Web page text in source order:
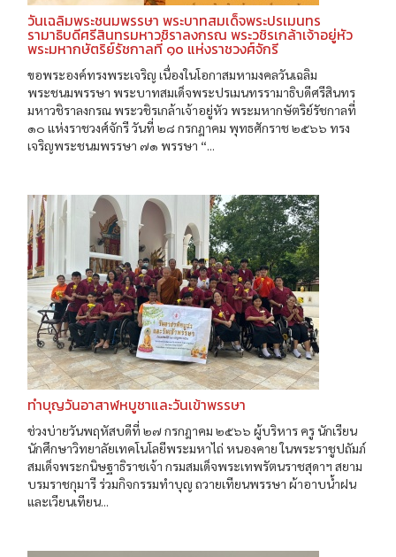
วันเฉลิมพระชนมพรรษา พระบาทสมเด็จพระปรเมนทร
รามาธิบดีศรีสินทรมหาวชิราลงกรณ พระวชิรเกล้าเจ้าอยู่หัว
พระมหากษัตริย์รัชกาลที่ ๑๐ แห่งราชวงศ์จักรี
ขอพระองค์ทรงพระเจริญ เนื่องในโอกาสมหามงคลวันเฉลิม
พระชนมพรรษา พระบาทสมเด็จพระปรเมนทรรามาธิบดีศรีสินทร
มหาวชิราลงกรณ พระวชิรเกล้าเจ้าอยู่หัว พระมหากษัตริย์รัชกาลที่
๑๐ แห่งราชวงศ์จักรี วันที่ ๒๘ กรกฎาคม พุทธศักราช ๒๕๖๖ ทรง
เจริญพระชนมพรรษา ๗๑ พรรษา “...
ทำบุญวันอาสาฬหบูชาและวันเข้าพรรษา
ช่วงบ่ายวันพฤหัสบดีที่ ๒๗ กรกฎาคม ๒๕๖๖ ผู้บริหาร ครู นักเรียน
นักศึกษาวิทยาลัยเทคโนโลยีพระมหาไถ่ หนองคาย ในพระราชูปถัมภ์
สมเด็จพระกนิษฐาธิราชเจ้า กรมสมเด็จพระเทพรัตนราชสุดาฯ สยาม
บรมราชกุมารี ร่วมกิจกรรมทำบุญ ถวายเทียนพรรษา ผ้าอาบน้ำฝน
และเวียนเทียน...